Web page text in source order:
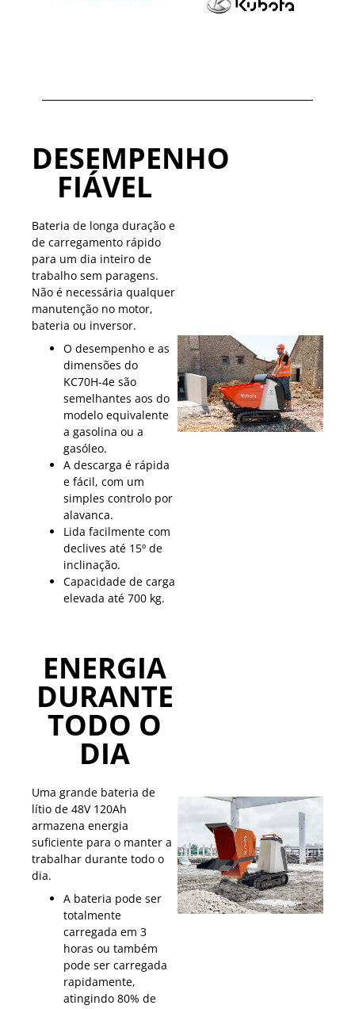
DESEMPENHO
FIÁVEL
Bateria de longa duração e
de carregamento rápido
para um dia inteiro de
trabalho sem paragens.
Não é necessária qualquer
manutenção no motor,
bateria ou inversor.
O desempenho e as
dimensões do
KC70H-4e são
semelhantes aos do
modelo equivalente
a gasolina ou a
gasóleo.
A descarga é rápida
e fácil, com um
simples controlo por
alavanca.
Lida facilmente com
declives até 15º de
inclinação.
Capacidade de carga
elevada até 700 kg.
ENERGIA
DURANTE
TODO O
DIA
Uma grande bateria de
lítio de 48V 120Ah
armazena energia
suficiente para o manter a
trabalhar durante todo o
dia.
A bateria pode ser
totalmente
carregada em 3
horas ou também
pode ser carregada
rapidamente,
atingindo 80% de